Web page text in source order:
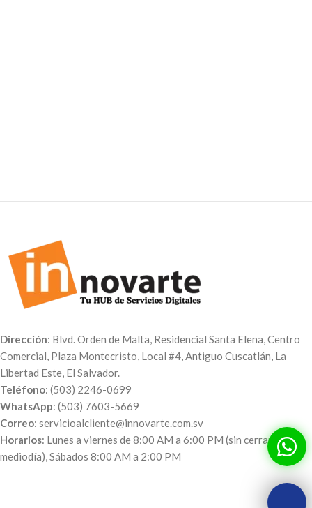
Dirección: Blvd. Orden de Malta, Residencial Santa Elena, Centro
Comercial, Plaza Montecristo, Local #4, Antiguo Cuscatlán, La
Libertad Este, El Salvador.
Teléfono: (503) 2246-0699
WhatsApp: (503) 7603-5669
Correo: servicioalcliente@innovarte.com.sv
Horarios: Lunes a viernes de 8:00 AM a 6:00 PM (sin cerrar al
mediodía), Sábados 8:00 AM a 2:00 PM